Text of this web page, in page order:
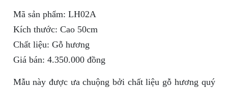
Mã sản phẩm: LH02A
Kích thước: Cao 50cm
Chất liệu: Gỗ hương
Giá bán: 4.350.000 đồng
Mẫu này được ưa chuộng bởi chất liệu gỗ hương quý